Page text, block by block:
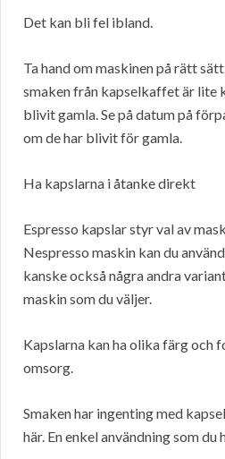
Det kan bli fel ibland.
Ta hand om maskinen på rätt
smaken från kapselkaffet är lite
blivit gamla. Se på datum på
om de har blivit för gamla.
Ha kapslarna i åtanke direkt
Espresso kapslar styr val av
Nespresso maskin kan du
kanske också några andra
maskin som du väljer.
Kapslarna kan ha olika färg och
omsorg.
Smaken har ingenting med
här. En enkel användning som du